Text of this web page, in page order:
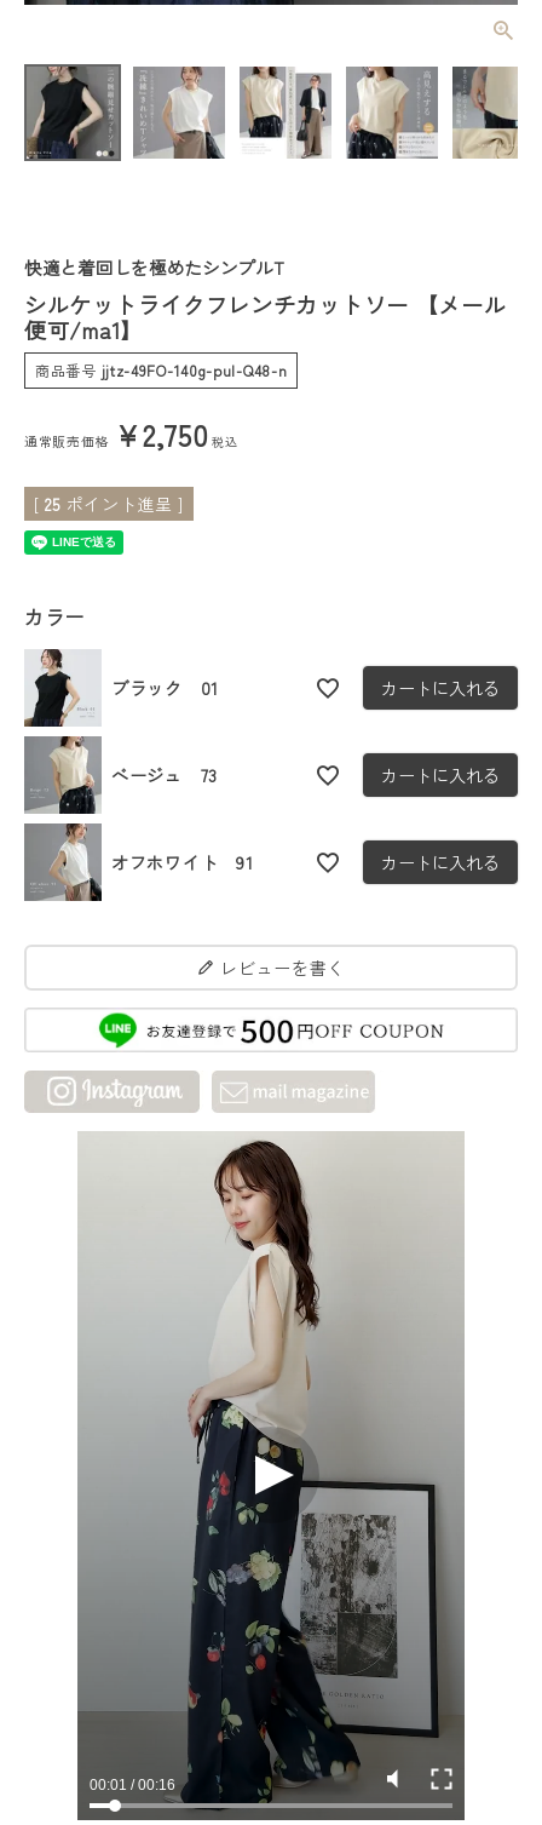
レディーストップス
レディースボトムス
会員ステージ特典プログラムについて
ご利用ガイド
快適と着回しを極めたシンプルT
シルケットライクフレンチカットソー 【メール
便可/ma1】
商品番号 jjtz-49FO-140g-pul-Q48-n
通常販売価格 ¥2,750 税込
[ 25 ポイント進呈 ]
カラー
ブラック 01 カートに入れる
ベージュ 73 カートに入れる
オフホワイト 91 カートに入れる
レビューを書く